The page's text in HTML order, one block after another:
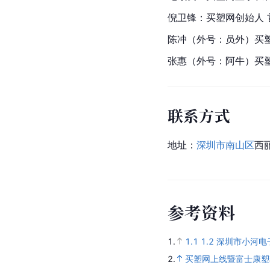
倪卫锋 ：买塑网创始人
陈冲 （外号：员外）
张惠（外号：阿牛）买
联系方式
地址： 深圳市南山区西
参考资料
1. 1.1 1.2 深圳市小河
2.
买塑网上线暨富士康